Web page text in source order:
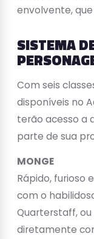
envolvente,
SISTEMA
Com seis
disponíveis no
terão acesso a
parte de sua
MONGE
Rápido, furioso
com o
Quarterstaff,
diretamente